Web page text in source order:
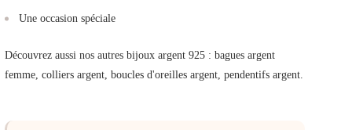
Une occasion spéciale
Découvrez aussi nos autres bijoux argent 925 : bagues argent
femme, colliers argent, boucles d'oreilles argent, pendentifs argent.